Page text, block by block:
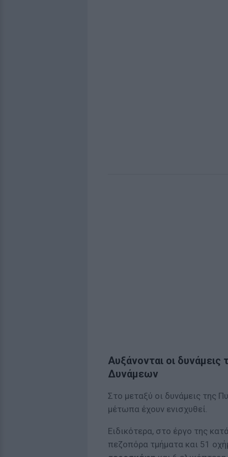
Αυξάνονται οι
Δυνάμεων
Στο μεταξύ οι δυνάμεις της
μέτωπα έχουν ενισχυθεί.
Ειδικότερα, στο έργο της
πεζοπόρα τμήματα και 51